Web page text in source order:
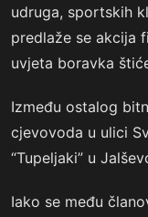
udruga, sportskih
predlaže se akcija
uvjeta boravka
Između ostalog
cjevovoda u ulici
“Tupeljaki” u
Iako se među